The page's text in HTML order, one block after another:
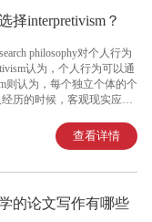
择interpretivism？
philosophy对个人行为
认为，个人行为可以通
则认为，每个独立个体的个
历的时候，客观现实应该
qualitative data，将每个
。同时，interpretivism也更
查看详情
的论文写作有哪些